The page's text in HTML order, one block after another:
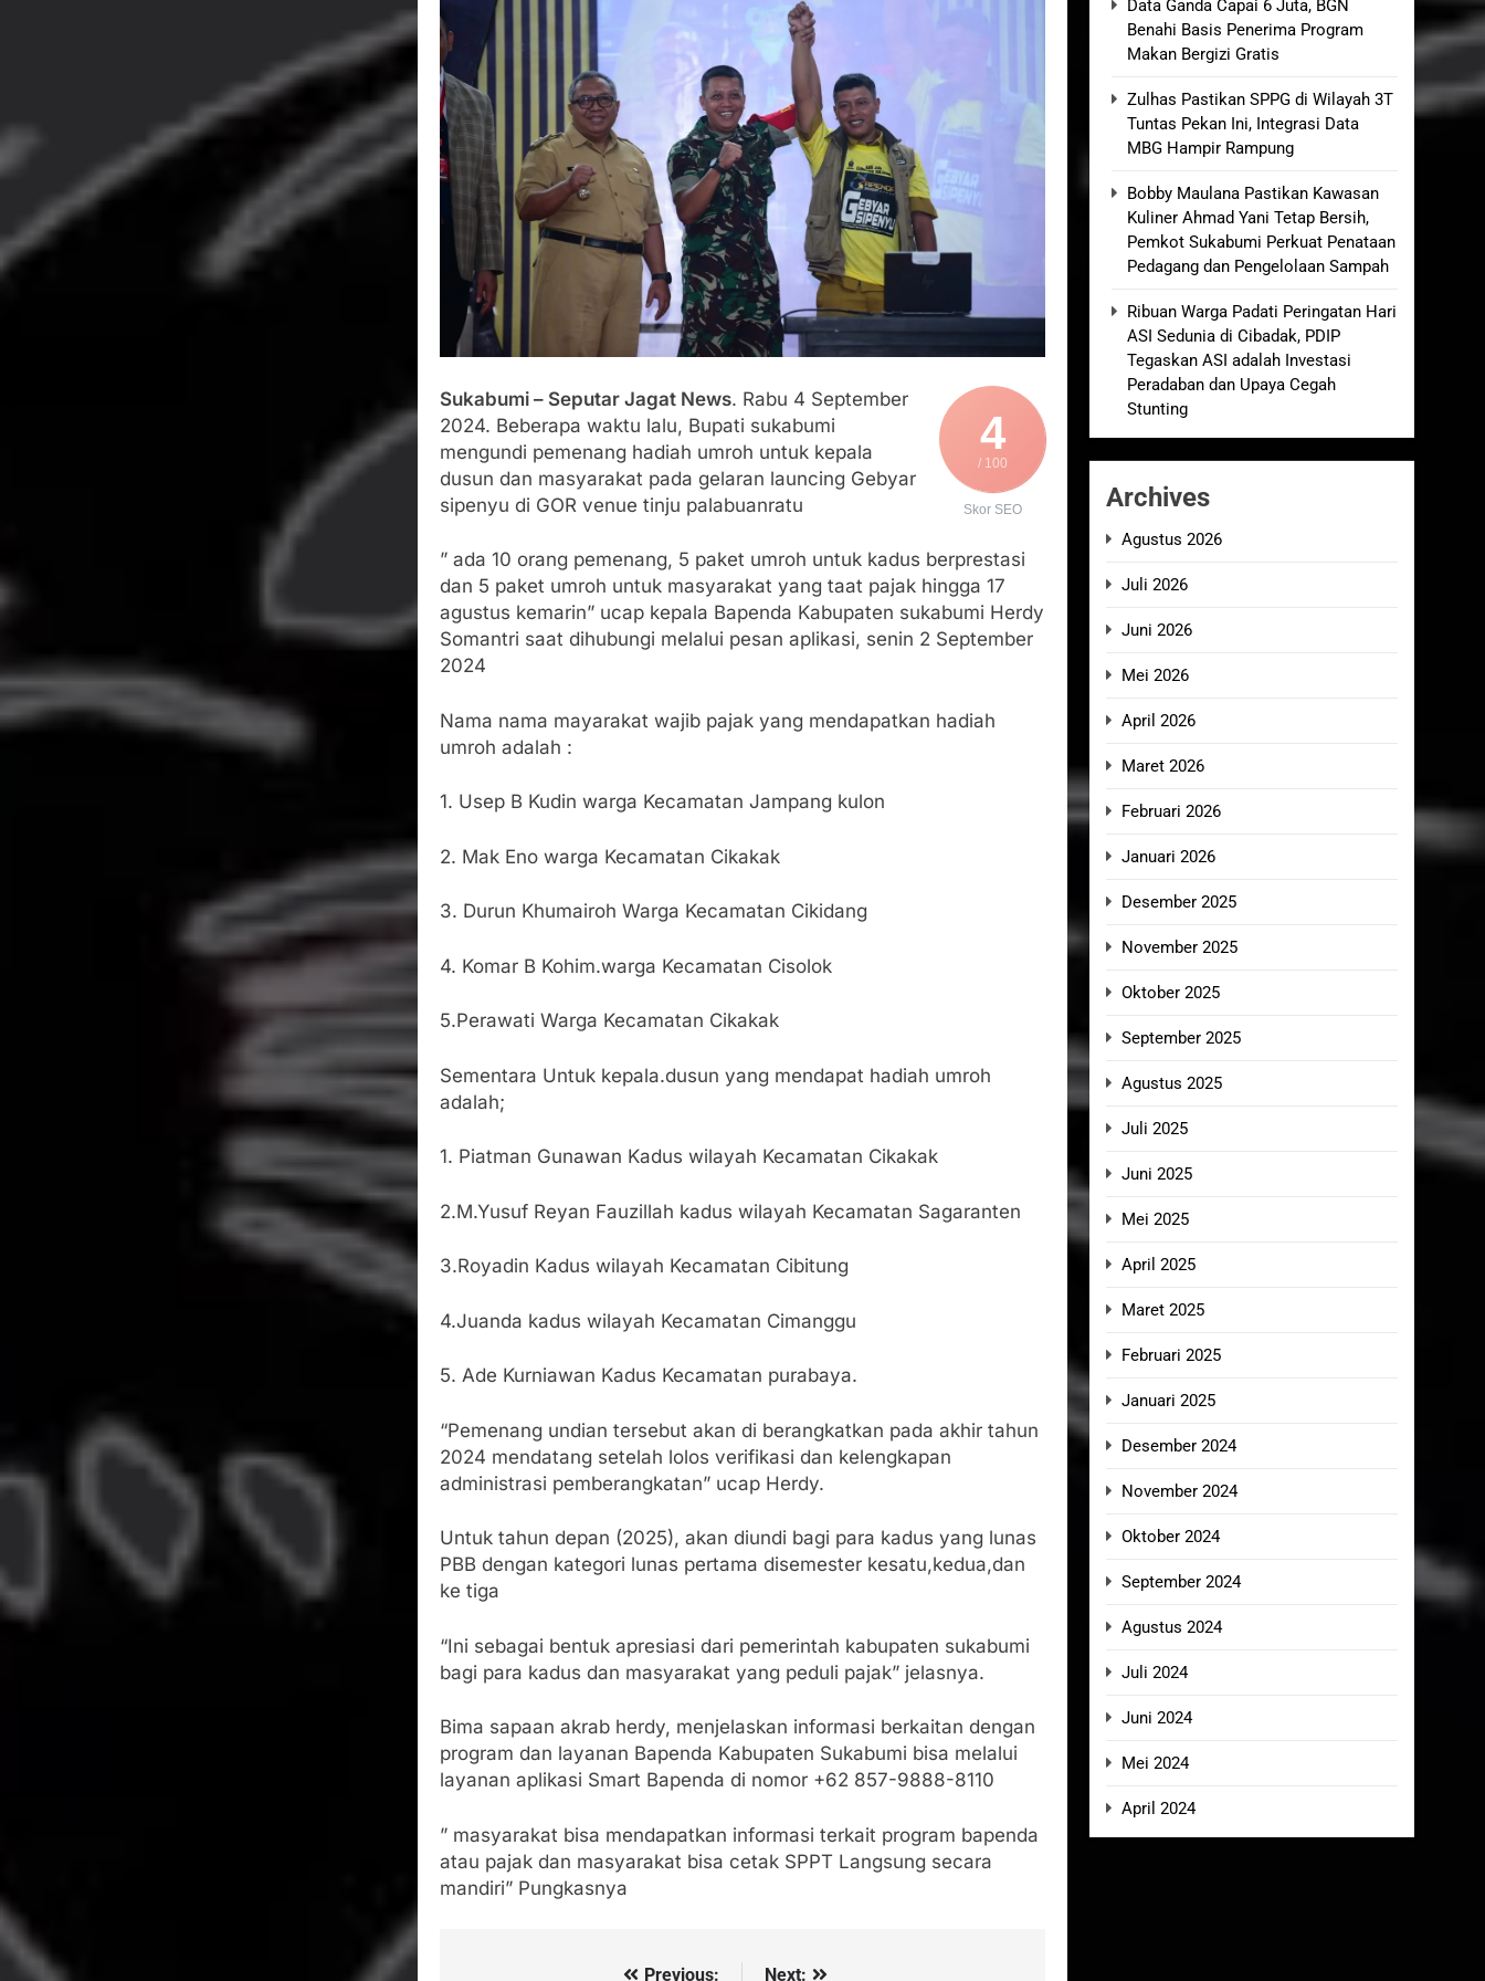
Agustus 5, 2026
SMA Negeri Nyalindung Sukabumi Diduga Lakukan Pungutan melalui Komite Sekolah, Disorot karena Dinilai
Bertentangan dengan Edaran Disdik Jabar
Agustus 4, 2026
Ketua Umum FSP Maritim Indonesia Bantah Isu Mogok Nasional TKBM: “Belum Ada Keputusan Resmi”
Agustus 3, 2026
Menjalin Harmoni di Tanah Sukaresmi: Kala Mina Padi, P2L, dan Gotong Royong Menggerakkan Ekonomi Desa
Korban Tenggelam di Perairan Giligenting Ditemukan, Polisi Pastikan Penanganan Berjalan Sesuai Prosedur
4
/ 100
Skor SEO
Sukabumi – Seputar Jagat News. Rabu 4 September
2024. Beberapa waktu lalu, Bupati sukabumi
mengundi pemenang hadiah umroh untuk kepala
dusun dan masyarakat pada gelaran launcing Gebyar
sipenyu di GOR venue tinju palabuanratu
” ada 10 orang pemenang, 5 paket umroh untuk kadus berprestasi
dan 5 paket umroh untuk masyarakat yang taat pajak hingga 17
agustus kemarin” ucap kepala Bapenda Kabupaten sukabumi Herdy
Somantri saat dihubungi melalui pesan aplikasi, senin 2 September
2024
Nama nama mayarakat wajib pajak yang mendapatkan hadiah
umroh adalah :
1. Usep B Kudin warga Kecamatan Jampang kulon
2. Mak Eno warga Kecamatan Cikakak
3. Durun Khumairoh Warga Kecamatan Cikidang
4. Komar B Kohim.warga Kecamatan Cisolok
5.Perawati Warga Kecamatan Cikakak
Sementara Untuk kepala.dusun yang mendapat hadiah umroh
adalah;
1. Piatman Gunawan Kadus wilayah Kecamatan Cikakak
2.M.Yusuf Reyan Fauzillah kadus wilayah Kecamatan Sagaranten
3.Royadin Kadus wilayah Kecamatan Cibitung
4.Juanda kadus wilayah Kecamatan Cimanggu
5. Ade Kurniawan Kadus Kecamatan purabaya.
“Pemenang undian tersebut akan di berangkatkan pada akhir tahun
2024 mendatang setelah lolos verifikasi dan kelengkapan
administrasi pemberangkatan” ucap Herdy.
Untuk tahun depan (2025), akan diundi bagi para kadus yang lunas
PBB dengan kategori lunas pertama disemester kesatu,kedua,dan
ke tiga
“Ini sebagai bentuk apresiasi dari pemerintah kabupaten sukabumi
bagi para kadus dan masyarakat yang peduli pajak” jelasnya.
Bima sapaan akrab herdy, menjelaskan informasi berkaitan dengan
program dan layanan Bapenda Kabupaten Sukabumi bisa melalui
layanan aplikasi Smart Bapenda di nomor +62 857-9888-8110
” masyarakat bisa mendapatkan informasi terkait program bapenda
atau pajak dan masyarakat bisa cetak SPPT Langsung secara
mandiri” Pungkasnya
Previous: Next:
Data Ganda Capai 6 Juta, BGN
Benahi Basis Penerima Program
Makan Bergizi Gratis
Zulhas Pastikan SPPG di Wilayah 3T
Tuntas Pekan Ini, Integrasi Data
MBG Hampir Rampung
Bobby Maulana Pastikan Kawasan
Kuliner Ahmad Yani Tetap Bersih,
Pemkot Sukabumi Perkuat Penataan
Pedagang dan Pengelolaan Sampah
Ribuan Warga Padati Peringatan Hari
ASI Sedunia di Cibadak, PDIP
Tegaskan ASI adalah Investasi
Peradaban dan Upaya Cegah
Stunting
Archives
Agustus 2026
Juli 2026
Juni 2026
Mei 2026
April 2026
Maret 2026
Februari 2026
Januari 2026
Desember 2025
November 2025
Oktober 2025
September 2025
Agustus 2025
Juli 2025
Juni 2025
Mei 2025
April 2025
Maret 2025
Februari 2025
Januari 2025
Desember 2024
November 2024
Oktober 2024
September 2024
Agustus 2024
Juli 2024
Juni 2024
Mei 2024
April 2024